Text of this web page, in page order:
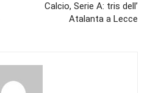
Calcio, Serie A: tris dell’
Atalanta a Lecce